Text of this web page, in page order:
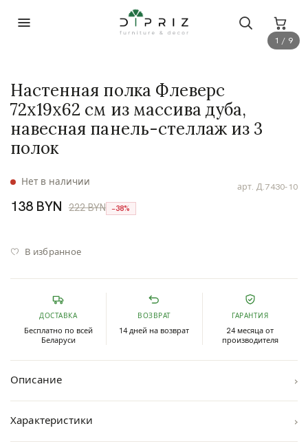
1 / 9
арт. Д.7430-10
Нет в наличии
Настенная полка Флеверс
72х19х62 см из массива дуба,
навесная панель-стеллаж из 3
полок
138 BYN 222 BYN −38%
В избранное
ДОСТАВКА
Бесплатно по всей
Беларуси
ВОЗВРАТ
14 дней на возврат
ГАРАНТИЯ
24 месяца от
производителя
Описание ›
Характеристики ›